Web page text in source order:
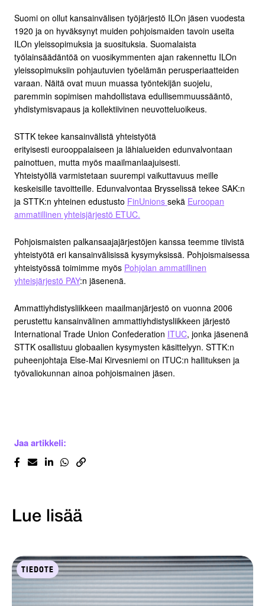
Suomi on ollut kansainvälisen työjärjestö ILOn jäsen vuodesta
1920 ja on hyväksynyt muiden pohjoismaiden tavoin useita
ILOn yleissopimuksia ja suosituksia. Suomalaista
työlainsäädäntöä on vuosikymmenten ajan rakennettu ILOn
yleissopimuksiin pohjautuvien työelämän perusperiaatteiden
varaan. Näitä ovat muun muassa työntekijän suojelu,
paremmin sopimisen mahdollistava edullisemmuussääntö,
yhdistymisvapaus ja kollektiivinen neuvotteluoikeus.
STTK tekee kansainvälistä yhteistyötä
erityisesti eurooppalaiseen ja lähialueiden edunvalvontaan
painottuen, mutta myös maailmanlaajuisesti.
Yhteistyöllä varmistetaan suurempi vaikuttavuus meille
keskeisille tavoitteille. Edunvalvontaa Brysselissä tekee SAK:n
ja STTK:n yhteinen edustusto FinUnions sekä Euroopan
ammatillinen yhteisjärjestö ETUC.
Pohjoismaisten palkansaajajärjestöjen kanssa teemme tiivistä
yhteistyötä eri kansainvälisissä kysymyksissä. Pohjoismaisessa
yhteistyössä toimimme myös Pohjolan ammatillinen
yhteisjärjestö PAY:n jäsenenä.
Ammattiyhdistysliikkeen maailmanjärjestö on vuonna 2006
perustettu kansainvälinen ammattiyhdistysliikkeen järjestö
International Trade Union Confederation ITUC, jonka jäsenenä
STTK osallistuu globaalien kysymysten käsittelyyn. STTK:n
puheenjohtaja Else-Mai Kirvesniemi on ITUC:n hallituksen ja
työvaliokunnan ainoa pohjoismainen jäsen.
Jaa artikkeli:
Lue lisää
TIEDOTE